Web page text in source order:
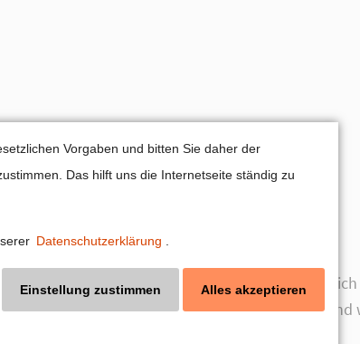
Kommunikation
medialen Erfolg Greta Thunbergs. Wie schaffe
zu identifizieren? Wie bereite ich diese auf und
Impulse und Antworten.
Vorgaben und bitten Sie daher der
Das hilft uns die Internetseite ständig zu
Datenschutzerklärung
Einstellung zustimmen Alles akzeptieren